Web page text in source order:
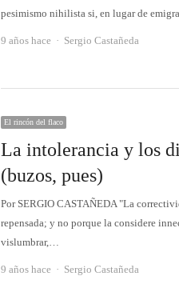
pesimismo nihilista si, en lugar de
9 años hace Autor
Sergio Castañeda
El rincón del flaco
La intolerancia y los
(buzos, pues)
Por SERGIO CASTAÑEDA "La
repensada; y no porque la considere
vislumbrar,…
9 años hace Autor
Sergio Castañeda